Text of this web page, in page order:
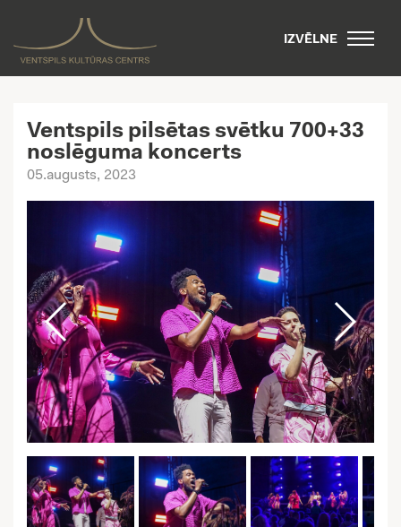
IZVĒLNE
Ventspils pilsētas svētku 700+33
noslēguma koncerts
05.augusts, 2023